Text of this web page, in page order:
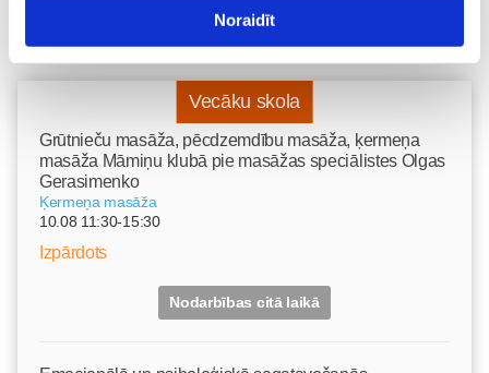
Noraidīt
Vecāku skola
Grūtnieču masāža, pēcdzemdību masāža, ķermeņa
masāža Māmiņu klubā pie masāžas speciālistes Olgas
Gerasimenko
Ķermeņa masāža
10.08 11:30-15:30
Izpārdots
Nodarbības citā laikā